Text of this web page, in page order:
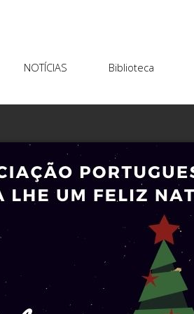
NOTÍCIAS Biblioteca